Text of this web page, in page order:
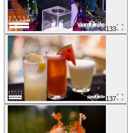
133
137